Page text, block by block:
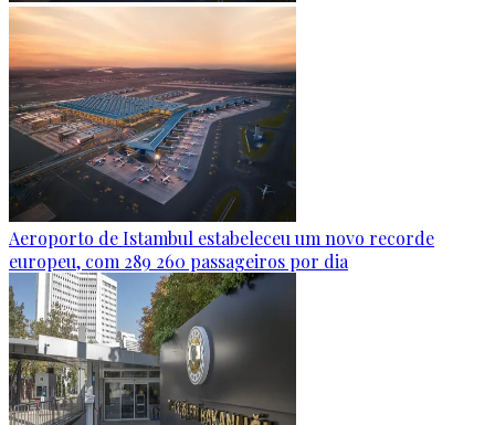
Aeroporto de Istambul estabeleceu um novo recorde
europeu, com 289 260 passageiros por dia